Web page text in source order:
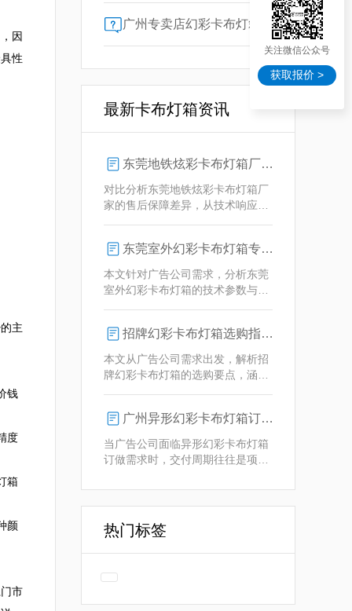
因
性
主
钱
度
箱
颜
市
广州专卖店幻彩卡布灯箱选购指南：一位广告总监的售后保障启示录
最新卡布灯箱资讯
东莞地铁炫彩卡布灯箱厂家售后保障对比指南：广告公司选型核心要素解析
对比分析东莞地铁炫彩卡布灯箱厂
家的售后保障差异，从技术响应、
在动态效果与全天候耐用性上的专
业解决方案。
东莞室外幻彩卡布灯箱专业供应商技术解析
本文针对广告公司需求，分析东莞
室外幻彩卡布灯箱的技术参数与定
招牌幻彩卡布灯箱选购指南：广州广告公司专业视角
本文从广告公司需求出发，解析招
牌幻彩卡布灯箱的选购要点，涵盖
户提供专业解决方案。
广州异形幻彩卡布灯箱订做：广告人必看的交付周期决策指南
当广告公司面临异形幻彩卡布灯箱
订做需求时，交付周期往往是项目
过技术预配与柔性生产体系，将定
制周期压缩至行业领先水平？
热门标签
关注微信公众号
获取报价 >